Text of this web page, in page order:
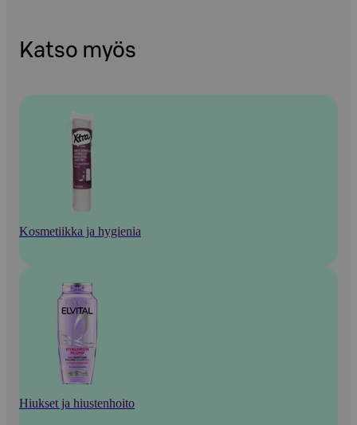
Katso myös
Kosmetiikka ja hygienia
Hiukset ja hiustenhoito